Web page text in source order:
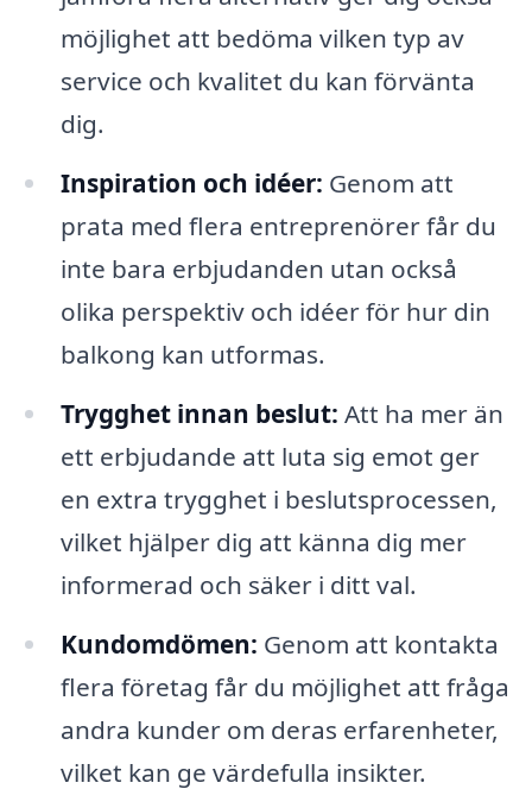
möjlighet att bedöma vilken typ av
service och kvalitet du kan förvänta
dig.
Inspiration och idéer: Genom att
prata med flera entreprenörer får du
inte bara erbjudanden utan också
olika perspektiv och idéer för hur din
balkong kan utformas.
Trygghet innan beslut: Att ha mer än
ett erbjudande att luta sig emot ger
en extra trygghet i beslutsprocessen,
vilket hjälper dig att känna dig mer
informerad och säker i ditt val.
Kundomdömen: Genom att kontakta
flera företag får du möjlighet att fråga
andra kunder om deras erfarenheter,
vilket kan ge värdefulla insikter.